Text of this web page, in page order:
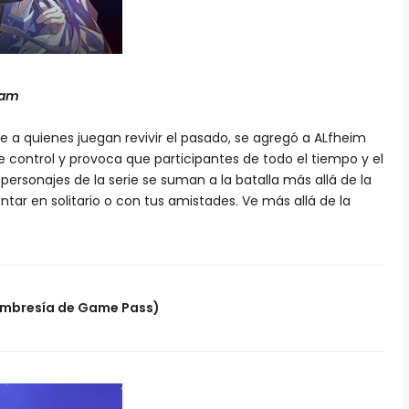
quienes juegan revivir el pasado, se agregó a ALfheim
control y provoca que participantes de todo el tiempo y el
de la serie se suman a la batalla más allá de la
en solitario o con tus amistades. Ve más allá de la
de Game Pass)